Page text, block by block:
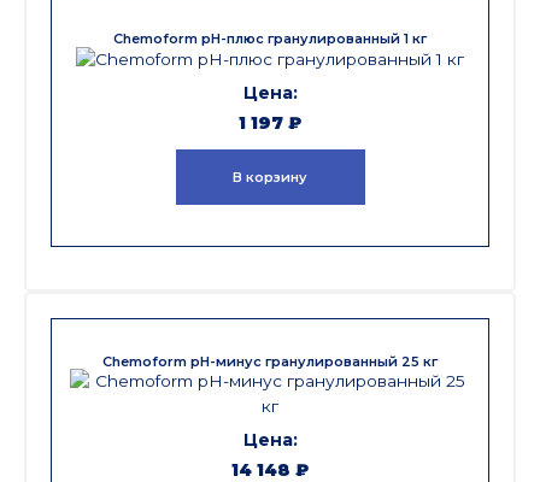
Chemoform pH-плюс гранулированный 1 кг
1 197 ₽
В корзину
Chemoform pH-минус гранулированный 25 кг
14 148 ₽